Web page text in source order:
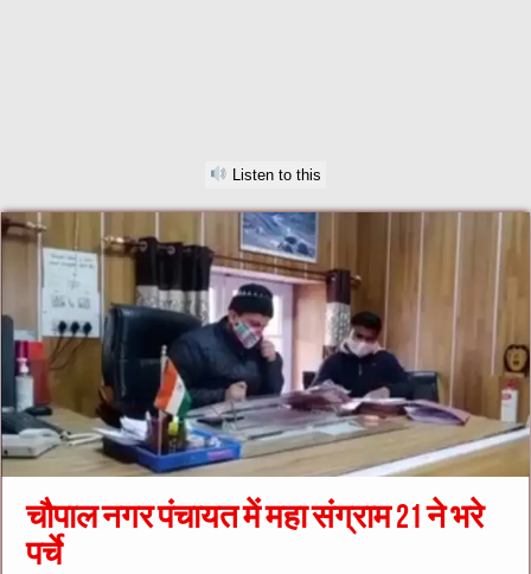
Listen to this
चौपाल नगर पंचायत में महा संग्राम 21 ने भरे
पर्चे